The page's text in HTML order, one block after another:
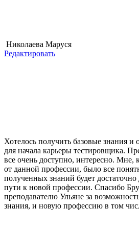
Николаева Маруся
Редактировать
Хотелось получить базовые знания и
для начала карьеры тестировщика.
все очень доступно, интересно. Мне,
от данной профессии, было все
полученных знаний будет
пути к новой профессии. Спасибо
преподавателю Ульяне за
знания, и новую профессию в том